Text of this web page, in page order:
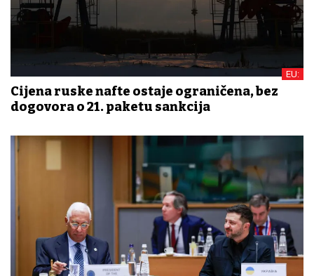
EU:
Cijena ruske nafte ostaje ograničena, bez
dogovora o 21. paketu sankcija